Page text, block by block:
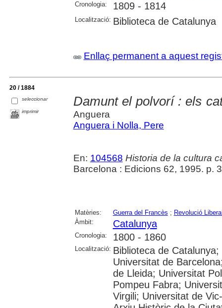
Cronologia: 1809 - 1814
Localització: Biblioteca de Catalunya
Enllaç permanent a aquest
20 / 1884
seleccionar
imprimir
Damunt el polvorí : els
Anguera
Anguera i Nolla, Pere
En: 104568 Historia de la cultura
Barcelona : Edicions 62, 1995. p.
Matèries: Guerra del Francès ; Revolució
Àmbit:
Catalunya
Cronologia: 1800 - 1860
Localització: Biblioteca de
Universitat de
de Lleida; Universitat
Pompeu Fabra;
Virgili; Universitat de